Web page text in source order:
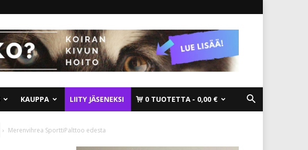
KAUPPA LIITY JÄSENEKSI 0 TUOTETTA 0,00 €
Merenvihrea SporttiPalttoo edesta